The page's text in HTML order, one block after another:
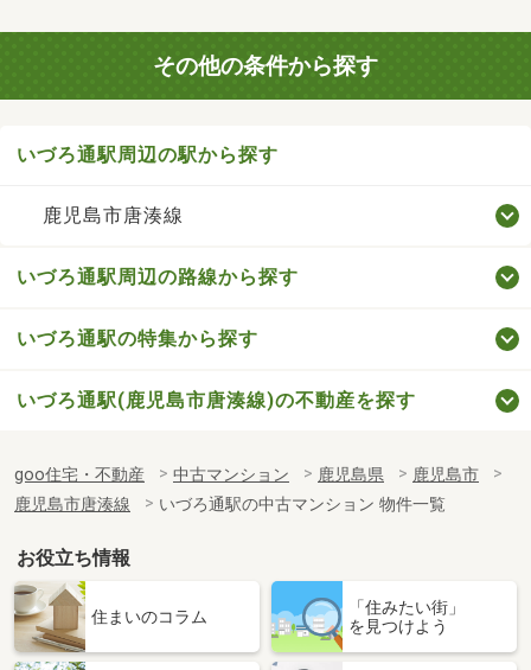
その他の条件から探す
いづろ通駅周辺の駅から探す
鹿児島市唐湊線
いづろ通駅周辺の路線から探す
いづろ通駅の特集から探す
いづろ通駅(鹿児島市唐湊線)の不動産を探す
goo住宅・不動産 中古マンション 鹿児島県
鹿児島市
鹿児島市唐湊線
いづろ通駅の中古マンション 物件一覧
お役立ち情報
住まいのコラム
「住みたい街」
を見つけよう